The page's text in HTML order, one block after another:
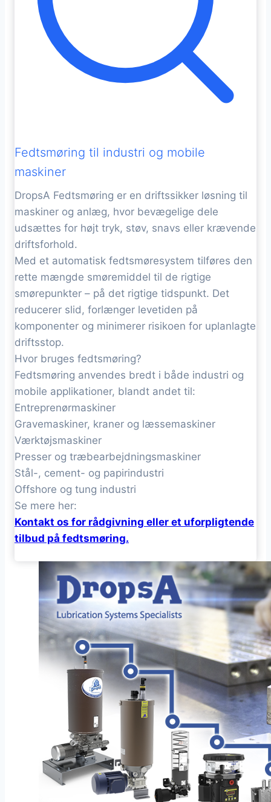
Fedtsmøring til industri og mobile
maskiner
DropsA Fedtsmøring er en driftssikker løsning til
maskiner og anlæg, hvor bevægelige dele
udsættes for højt tryk, støv, snavs eller krævende
driftsforhold.
Med et automatisk fedtsmøresystem tilføres den
rette mængde smøremiddel til de rigtige
smørepunkter – på det rigtige tidspunkt. Det
reducerer slid, forlænger levetiden på
komponenter og minimerer risikoen for uplanlagte
driftsstop.
Hvor bruges fedtsmøring?
Fedtsmøring anvendes bredt i både industri og
mobile applikationer, blandt andet til:
Entreprenørmaskiner
Gravemaskiner, kraner og læssemaskiner
Værktøjsmaskiner
Presser og træbearbejdningsmaskiner
Stål-, cement- og papirindustri
Offshore og tung industri
Se mere her:
Kontakt os for rådgivning eller et uforpligtende
tilbud på fedtsmøring.